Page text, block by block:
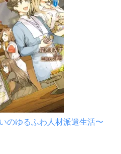
のゆるふわ人材派遣生活〜